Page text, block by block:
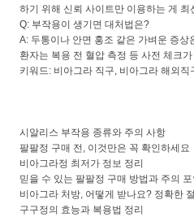
하기 위해 신뢰 사이트만 이용하는 게 최
Q: 부작용이 생기면 대처법은?
A: 두통이나 안면 홍조 같은 가벼운 증
환자는 복용 전 혈압 측정 등 사전 체크
키워드: 비아그라 직구, 비아그라 해외
시알리스 부작용 종류와 주의 사항
팔팔정 구매 전, 이것만은 꼭 확인하세요
비아그라정 최저가 정보 정리
믿을 수 있는 팔팔정 구매 방법과 주의
비아그라 처방, 어떻게 받나요? 정확한
구구정의 효능과 복용법 정리